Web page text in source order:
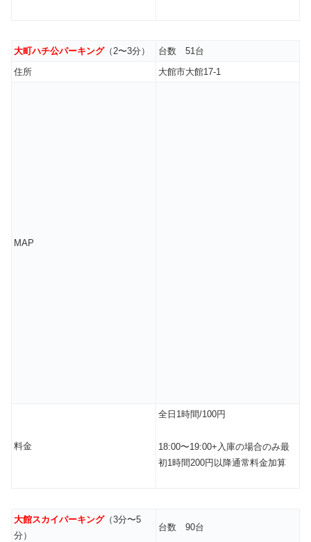
大町ハチ公パーキング（2〜3分）
台数 51台
住所
大館市大館17-1
MAP
料金
全日1時間/100円
18:00〜19:00+入庫の場合のみ最
初1時間200円以降通常料金加算
大館スカイパーキング（3分〜5
分）
台数 90台